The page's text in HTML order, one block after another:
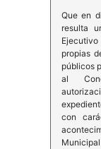
Que en
resulta
propias
públicos
al
con